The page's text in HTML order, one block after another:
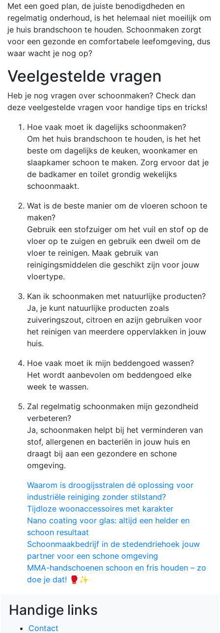
Met een goed plan, de juiste benodigdheden en
regelmatig onderhoud, is het helemaal niet moeilijk om
je huis brandschoon te houden. Schoonmaken zorgt
voor een gezonde en comfortabele leefomgeving, dus
waar wacht je nog op?
Veelgestelde vragen
Heb je nog vragen over schoonmaken? Check dan
deze veelgestelde vragen voor handige tips en tricks!
Hoe vaak moet ik dagelijks schoonmaken?
Om het huis brandschoon te houden, is het het
beste om dagelijks de keuken, woonkamer en
slaapkamer schoon te maken. Zorg ervoor dat je
de badkamer en toilet grondig wekelijks
schoonmaakt.
Wat is de beste manier om de vloeren schoon te
maken?
Gebruik een stofzuiger om het vuil en stof op de
vloer op te zuigen en gebruik een dweil om de
vloer te reinigen. Maak gebruik van
reinigingsmiddelen die geschikt zijn voor jouw
vloertype.
Kan ik schoonmaken met natuurlijke producten?
Ja, je kunt natuurlijke producten zoals
zuiveringszout, citroen en azijn gebruiken voor
het reinigen van meerdere oppervlakken in jouw
huis.
Hoe vaak moet ik mijn beddengoed wassen?
Het wordt aanbevolen om beddengoed elke
week te wassen.
Zal regelmatig schoonmaken mijn gezondheid
verbeteren?
Ja, schoonmaken helpt bij het verminderen van
stof, allergenen en bacteriën in jouw huis en
draagt ​​bij aan een gezondere en schone
omgeving.
Waarom is droogijsstralen dé oplossing voor
industriële reiniging zonder stilstand?
Tijdloze woonaccessoires met karakter
Nano coating voor glas: altijd een helder en
schoon resultaat
Schoonmaakbedrijf in de stedendriehoek jouw
partner voor een schone omgeving
MMA-handschoenen schoon en fris houden – zo
doe je dat! 🥊✨
Handige links
Contact